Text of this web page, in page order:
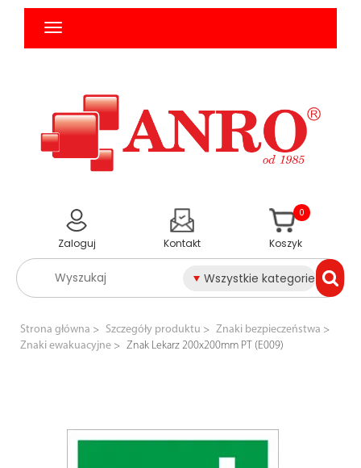
Wszystkie kategorie
Zaloguj Kontakt Koszyk
0
Strona główna Szczegóły produktu
Znaki bezpieczeństwa
Znaki ewakuacyjne
Znak Lekarz 200x200mm PT (E009)